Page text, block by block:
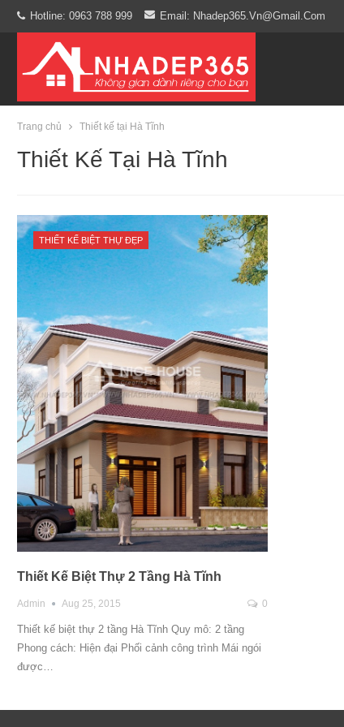
Hotline: 0963 788 999 Email: Nhadep365.vn@gmail.com
Trang chủ Thiết kế tại Hà Tĩnh
Thiết Kế Tại Hà Tĩnh
THIẾT KẾ BIỆT THỰ ĐẸP
Thiết Kế Biệt Thự 2 Tầng Hà Tĩnh
Admin Aug 25, 2015 0
Thiết kế biệt thự 2 tầng Hà Tĩnh Quy mô: 2 tầng
Phong cách: Hiện đại Phối cảnh công trình Mái ngói
được…